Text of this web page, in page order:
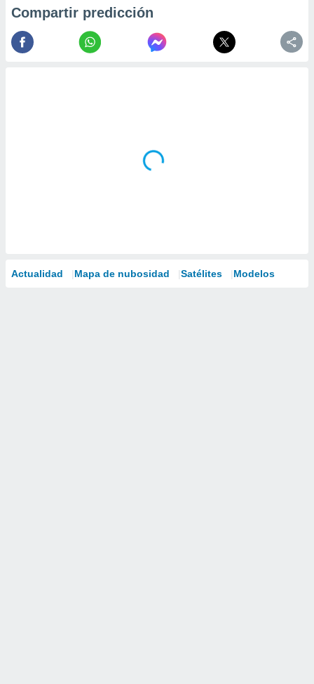
Compartir predicción
Actualidad Mapa de nubosidad Satélites Modelos